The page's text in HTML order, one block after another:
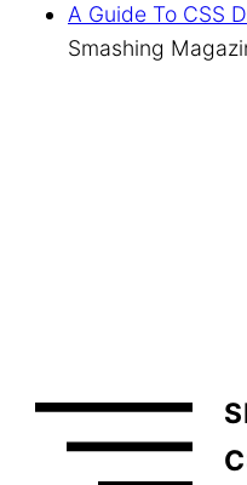
A Guide To CSS
Smashing